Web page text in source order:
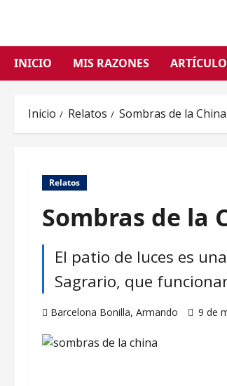
contenido
INICIO
MIS RAZONES
Inicio Relatos Sombras de la China
Relatos
Sombras de la
El patio de luces es
Sagrario, que
Barcelona Bonilla, Armando 9 de